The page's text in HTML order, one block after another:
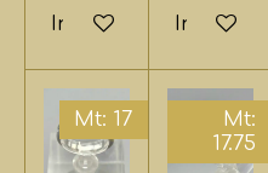
In winkelwagen
In
Mt: 17
Mt:
17.75